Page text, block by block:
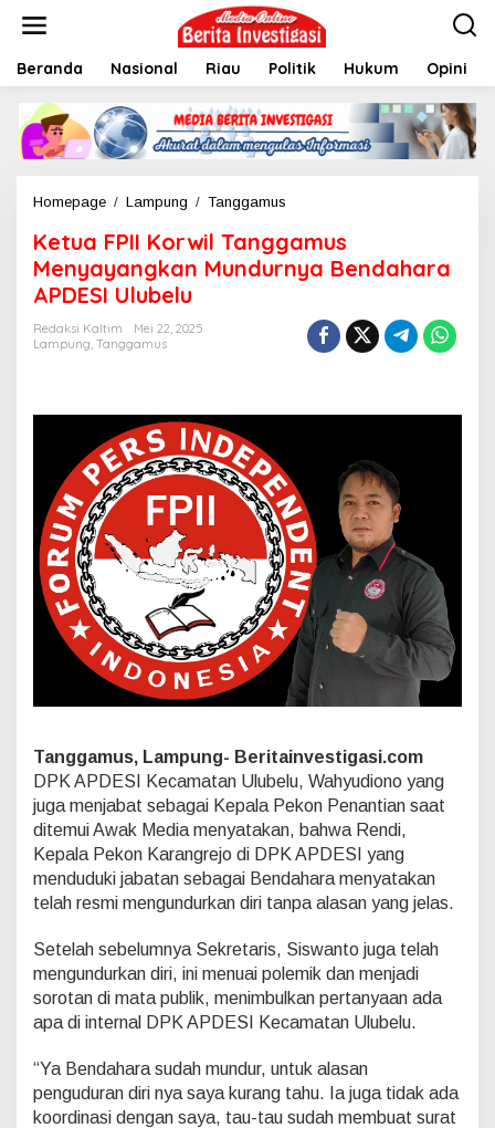
t
Beranda Nasional Riau Politik Hukum Opini
Homepage / Lampung / Tanggamus
t
u
a
l
T
a
n
g
g
a
m
u
s
M
e
a
y
a
g
k
a
n
u
n
d
u
r
a
B
e
Ketua FPII Korwil Tanggamus
Menyayangkan Mundurnya Bendahara
APDESI Ulubelu
Redaksi Kaltim
Mei 22, 2025
Lampung, Tanggamus
Tanggamus, Lampung- Beritainvestigasi.com
DPK APDESI Kecamatan Ulubelu, Wahyudiono yang
juga menjabat sebagai Kepala Pekon Penantian saat
ditemui Awak Media menyatakan, bahwa Rendi,
Kepala Pekon Karangrejo di DPK APDESI yang
menduduki jabatan sebagai Bendahara menyatakan
telah resmi mengundurkan diri tanpa alasan yang jelas.
Setelah sebelumnya Sekretaris, Siswanto juga telah
mengundurkan diri, ini menuai polemik dan menjadi
sorotan di mata publik, menimbulkan pertanyaan ada
apa di internal DPK APDESI Kecamatan Ulubelu.
“Ya Bendahara sudah mundur, untuk alasan
penguduran diri nya saya kurang tahu. Ia juga tidak ada
koordinasi dengan saya, tau-tau sudah membuat surat